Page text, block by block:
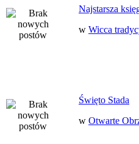
Najstarsza
w Wicca
Święto Stada
w Otwarte